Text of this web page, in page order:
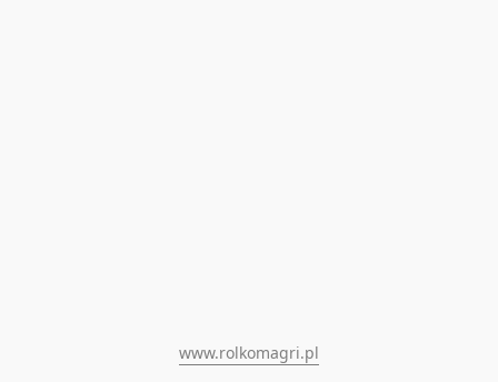
www.rolkomagri.pl